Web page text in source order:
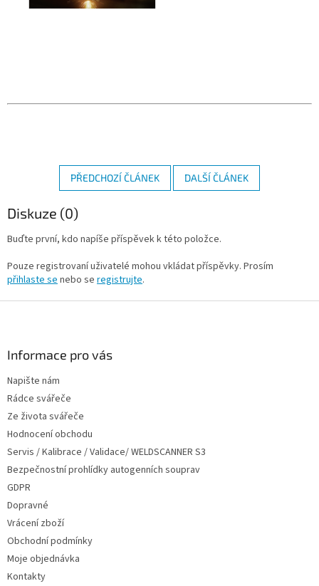
PŘEDCHOZÍ ČLÁNEK DALŠÍ ČLÁNEK
Diskuze (0)
Buďte první, kdo napíše příspěvek k této položce.
Pouze registrovaní uživatelé mohou vkládat příspěvky. Prosím
přihlaste senebo se registrujte.
Informace pro vás
Napište nám
Rádce svářeče
Ze života svářeče
Hodnocení obchodu
Servis / Kalibrace / Validace/ WELDSCANNER S3
Bezpečnostní prohlídky autogenních souprav
GDPR
Dopravné
Vrácení zboží
Obchodní podmínky
Moje objednávka
Kontakty